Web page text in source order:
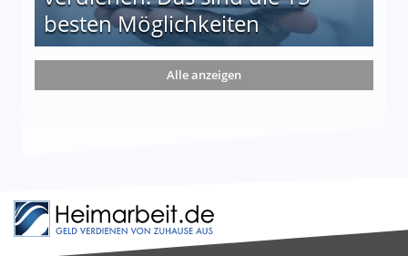
besten Möglichkeiten
die 15 besten Möglichkeiten
Alle anzeigen